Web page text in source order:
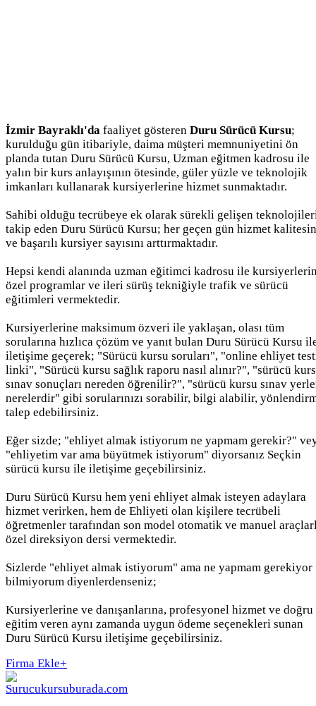
İzmir Bayraklı'da faaliyet gösteren Duru Sürücü Kursu;
kurulduğu gün itibariyle, daima müşteri memnuniyetini ön
planda tutan Duru Sürücü Kursu, Uzman eğitmen kadrosu ile
yalın bir kurs anlayışının ötesinde, güler yüzle ve teknolojik
imkanları kullanarak kursiyerlerine hizmet sunmaktadır.
Sahibi olduğu tecrübeye ek olarak sürekli gelişen
takip eden Duru Sürücü Kursu; her geçen gün hizmet
ve başarılı kursiyer sayısını arttırmaktadır.
Hepsi kendi alanında uzman eğitimci kadrosu ile
özel programlar ve ileri sürüş tekniğiyle trafik ve sürücü
eğitimleri vermektedir.
Kursiyerlerine maksimum özveri ile yaklaşan, olası tüm
sorularına hızlıca çözüm ve yanıt bulan Duru Sürücü Kursu
iletişime geçerek; "Sürücü kursu soruları", "online ehliyet
linki", "Sürücü kursu sağlık raporu nasıl alınır?", "sürücü
sınav sonuçları nereden öğrenilir?", "sürücü kursu sınav
nerelerdir" gibi sorularınızı sorabilir, bilgi alabilir,
talep edebilirsiniz.
Eğer sizde; "ehliyet almak istiyorum ne yapmam gerekir?"
"ehliyetim var ama büyütmek istiyorum" diyorsanız Seçkin
sürücü kursu ile iletişime geçebilirsiniz.
Duru Sürücü Kursu hem yeni ehliyet almak isteyen adaylara
hizmet verirken, hem de Ehliyeti olan kişilere tecrübeli
öğretmenler tarafından son model otomatik ve manuel
özel direksiyon dersi vermektedir.
Sizlerde "ehliyet almak istiyorum" ama ne yapmam gerekiyor
bilmiyorum diyenlerdenseniz;
Kursiyerlerine ve danışanlarına, profesyonel hizmet ve doğru
eğitim veren aynı zamanda uygun ödeme seçenekleri sunan
Duru Sürücü Kursu iletişime geçebilirsiniz.
Firma Ekle+